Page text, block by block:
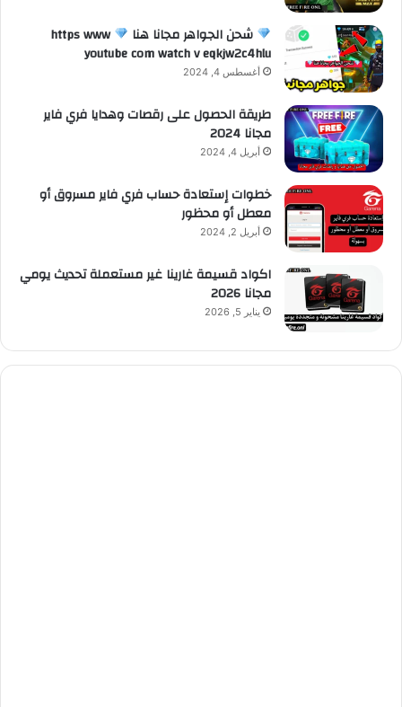
شحن الجواهر مجانا هنا
https www
youtube com watch v eqkjw2c4hlu
أغسطس 4, 2024
طريقة الحصول على رقصات وهدايا فري فاير
مجانا 2024
أبريل 4, 2024
خطوات إستعادة حساب فري فاير مسروق أو
معطل أو محظور
أبريل 2, 2024
اكواد قسيمة غارينا غير مستعملة تحديث يومي
مجانا 2026
يناير 5, 2026